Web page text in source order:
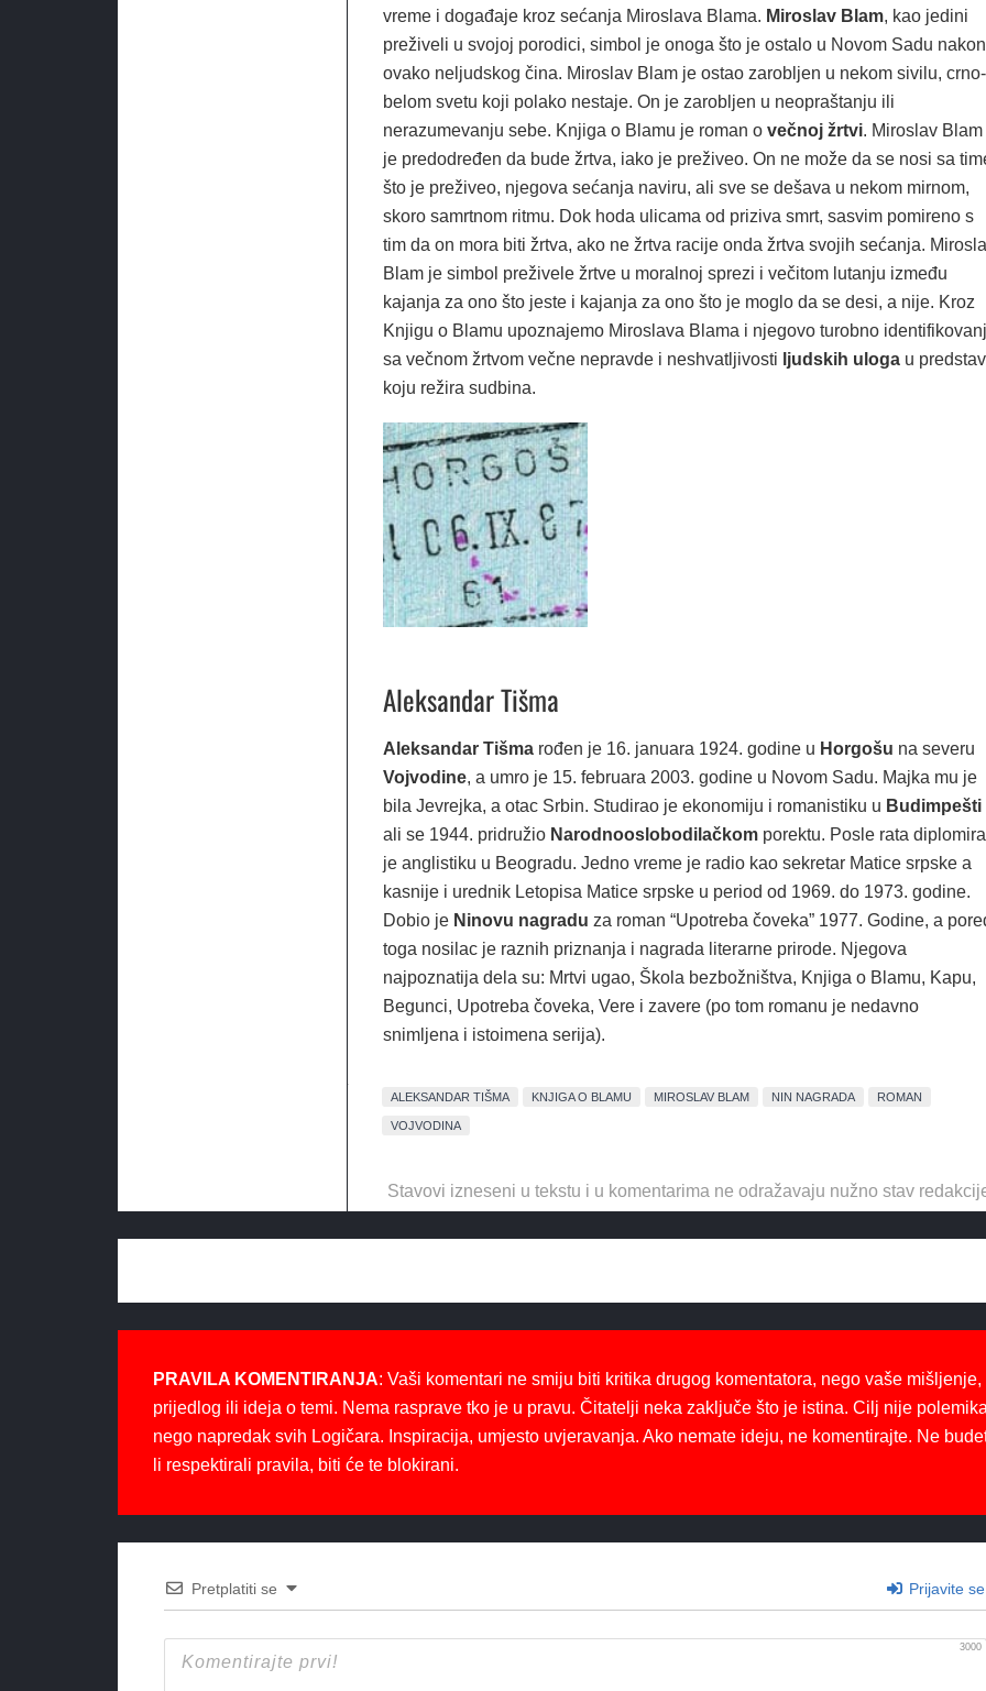
vreme i događaje kroz sećanja Miroslava Blama. Miroslav Blam, kao jedini
preživeli u svojoj porodici, simbol je onoga što je ostalo u Novom Sadu nakon
ovako neljudskog čina. Miroslav Blam je ostao zarobljen u nekom sivilu, crno-
belom svetu koji polako nestaje. On je zarobljen u neopraštanju ili
nerazumevanju sebe. Knjiga o Blamu je roman o večnoj žrtvi. Miroslav Blam
je predodređen da bude žrtva, iako je preživeo. On ne može da se nosi sa
što je preživeo, njegova sećanja naviru, ali sve se dešava u nekom mirnom,
skoro samrtnom ritmu. Dok hoda ulicama od priziva smrt, sasvim pomireno s
tim da on mora biti žrtva, ako ne žrtva racije onda žrtva svojih sećanja.
Blam je simbol preživele žrtve u moralnoj sprezi i večitom lutanju između
kajanja za ono što jeste i kajanja za ono što je moglo da se desi, a nije. Kroz
Knjigu o Blamu upoznajemo Miroslava Blama i njegovo turobno
sa večnom žrtvom večne nepravde i neshvatljivosti ljudskih ulogau
koju režira sudbina.
Aleksandar Tišma
Aleksandar Tišmarođen je 16. januara 1924. godine u Horgošu na severu
Vojvodine, a umro je 15. februara 2003. godine u Novom Sadu. Majka mu je
bila Jevrejka, a otac Srbin. Studirao je ekonomiju i romanistiku u Budimpešti
ali se 1944. pridružio Narodnooslobodilačkomporektu. Posle rata
je anglistiku u Beogradu. Jedno vreme je radio kao sekretar Matice srpske a
kasnije i urednik Letopisa Matice srpske u period od 1969. do 1973. godine.
Dobio je Ninovu nagradu za roman “Upotreba čoveka” 1977. Godine, a
toga nosilac je raznih priznanja i nagrada literarne prirode. Njegova
najpoznatija dela su: Mrtvi ugao, Škola bezbožništva, Knjiga o Blamu, Kapu,
Begunci, Upotreba čoveka, Vere i zavere (po tom romanu je nedavno
snimljena i istoimena serija).
ALEKSANDAR TIŠMA KNJIGA O BLAMU MIROSLAV BLAM NIN NAGRADA ROMAN
VOJVODINA
Stavovi izneseni u tekstu i u komentarima ne odražavaju nužno stav
PRAVILA KOMENTIRANJA: Vaši komentari ne smiju biti kritika drugog komentatora, nego vaše mišljenje,
prijedlog ili ideja o temi. Nema rasprave tko je u pravu. Čitatelji neka zaključe što je istina. Cilj nije
nego napredak svih Logičara. Inspiracija, umjesto uvjeravanja. Ako nemate ideju, ne komentirajte. Ne
li respektirali pravila, biti će te blokirani.
Pretplatiti se Prijavite se
3000